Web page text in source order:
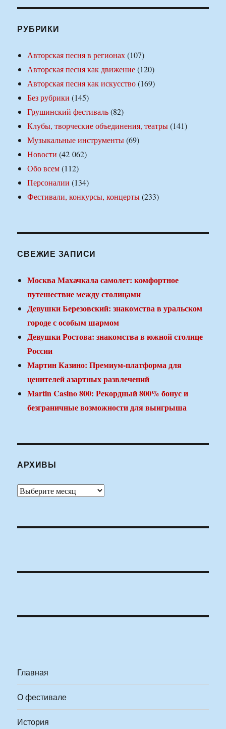
РУБРИКИ
Авторская песня в регионах(107)
Авторская песня как движение(120)
Авторская песня как искусство(169)
Без рубрики (145)
Грушинский фестиваль(82)
Клубы, творческие объединения, театры(141)
Музыкальные инструменты(69)
Новости (42 062)
Обо всем(112)
Персоналии (134)
Фестивали, конкурсы, концерты(233)
СВЕЖИЕ ЗАПИСИ
Москва Махачкала самолет: комфортное
путешествие между столицами
Девушки Березовский: знакомства в уральском
городе с особым шармом
Девушки Ростова: знакомства в южной столице
России
Мартин Казино: Премиум-платформа для
ценителей азартных развлечений
Martin Casino 800: Рекордный 800% бонус и
безграничные возможности для выигрыша
АРХИВЫ
Архивы
Главная
О фестивале
История